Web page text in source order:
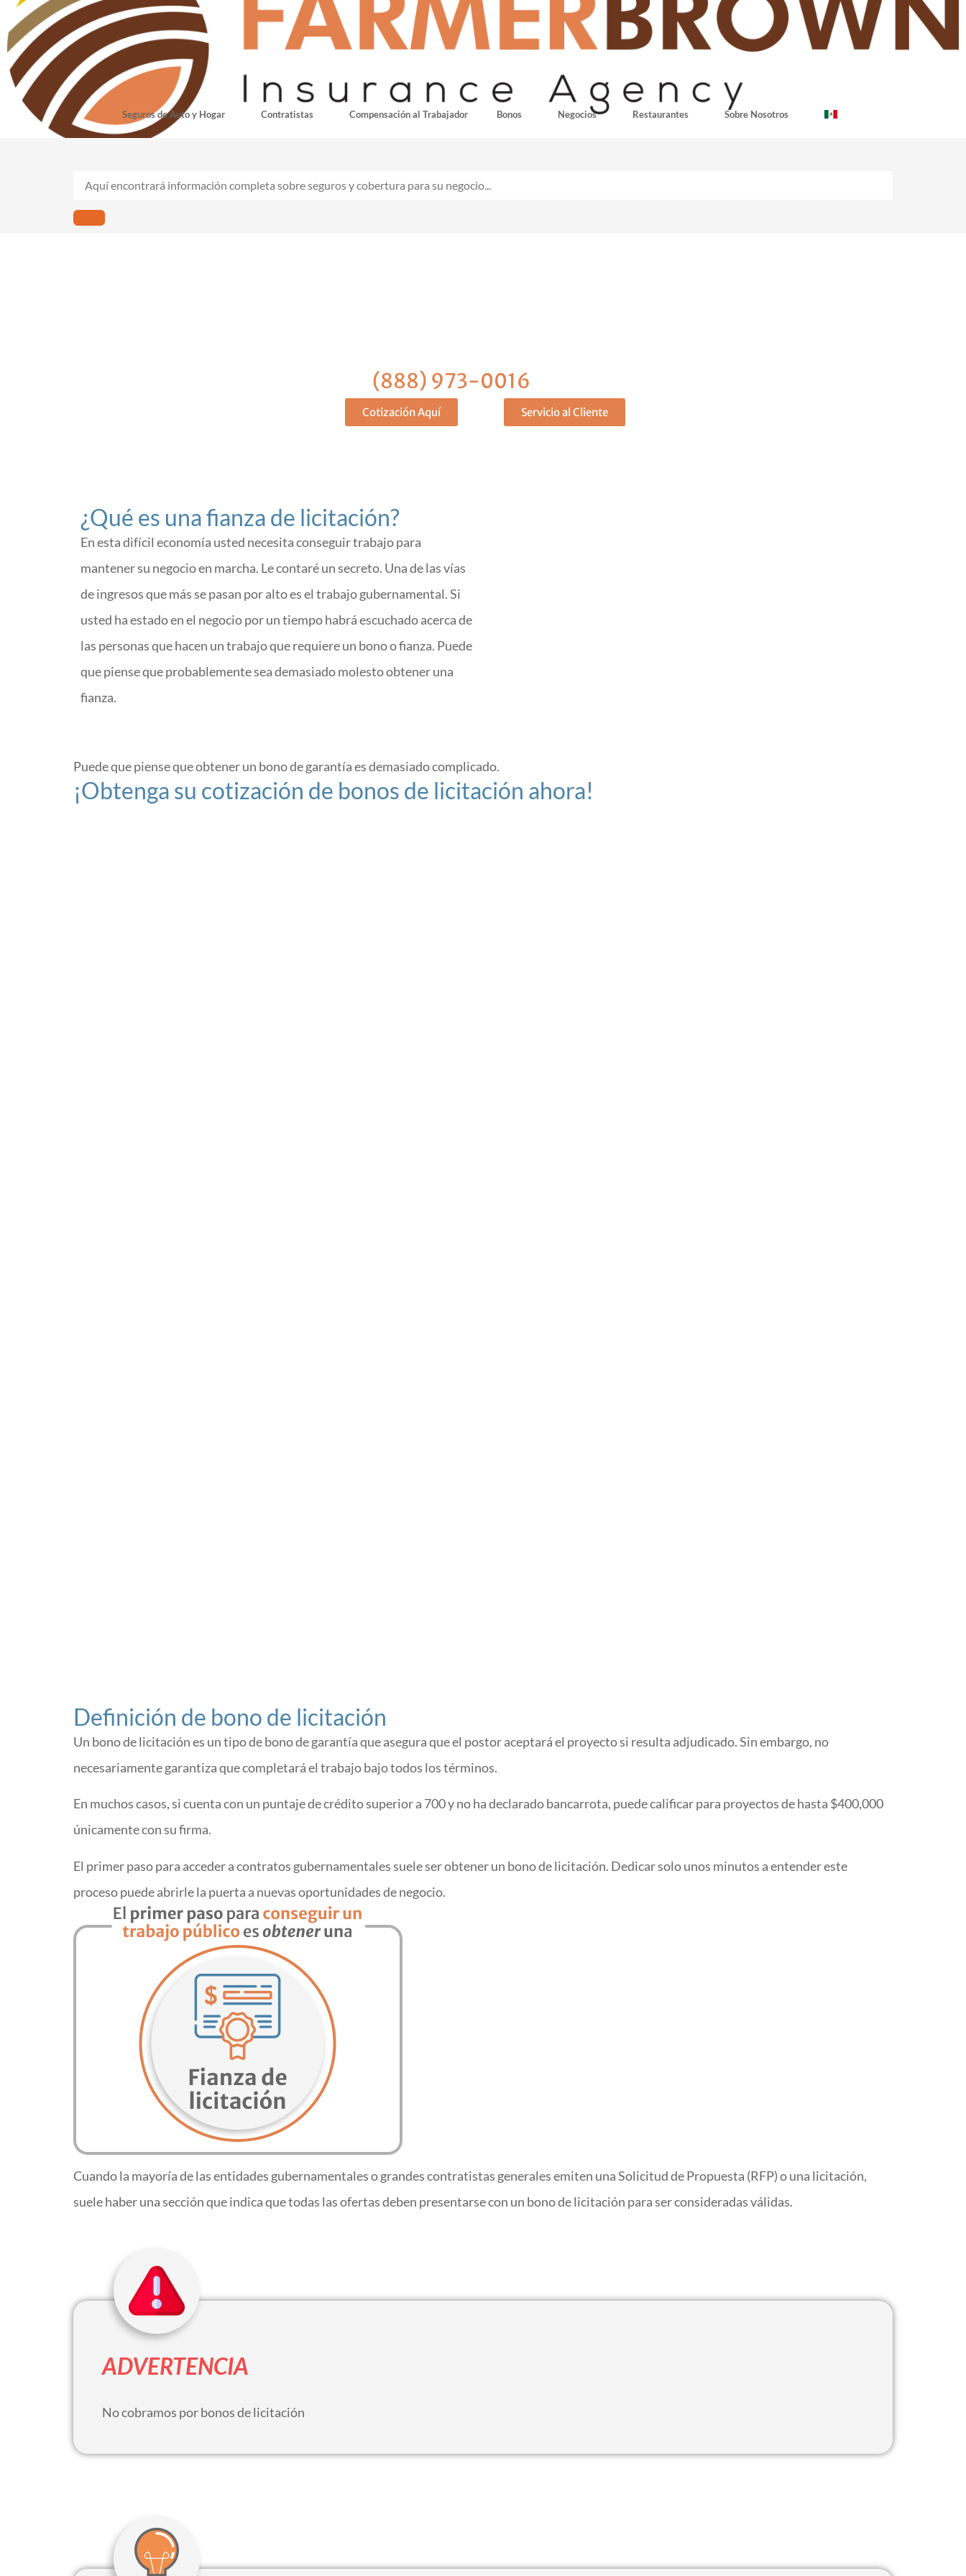
Seguros de Auto y Hogar Contratistas Compensación al Trabajador Bonos Negocios Restaurantes Sobre Nosotros
(888) 973-0016
Cotización Aquí Servicio al Cliente
¿Qué es una fianza de licitación?
En esta difícil economía usted necesita conseguir trabajo para
mantener su negocio en marcha. Le contaré un secreto. Una de las vías
de ingresos que más se pasan por alto es el trabajo gubernamental. Si
usted ha estado en el negocio por un tiempo habrá escuchado acerca de
las personas que hacen un trabajo que requiere un bono o fianza. Puede
que piense que probablemente sea demasiado molesto obtener una
fianza.
Puede que piense que obtener un bono de garantía es demasiado complicado.
¡Obtenga su cotización de bonos de licitación ahora!
Definición de bono de licitación
Un bono de licitación es un tipo de bono de garantía que asegura que el postor aceptará el proyecto si resulta adjudicado. Sin embargo, no
necesariamente garantiza que completará el trabajo bajo todos los términos.
En muchos casos, si cuenta con un puntaje de crédito superior a 700 y no ha declarado bancarrota, puede calificar para proyectos de hasta $400,000
únicamente con su firma.
El primer paso para acceder a contratos gubernamentales suele ser obtener un bono de licitación. Dedicar solo unos minutos a entender este
proceso puede abrirle la puerta a nuevas oportunidades de negocio.
Cuando la mayoría de las entidades gubernamentales o grandes contratistas generales emiten una Solicitud de Propuesta (RFP) o una licitación,
suele haber una sección que indica que todas las ofertas deben presentarse con un bono de licitación para ser consideradas válidas.
ADVERTENCIA
No cobramos por bonos de licitación